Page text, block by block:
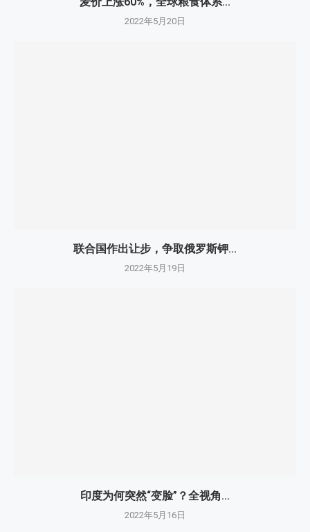
2022年5月20日
联合国作出让步，争取俄罗斯钾...
2022年5月19日
印度为何突然“变脸”？全视角...
2022年5月16日